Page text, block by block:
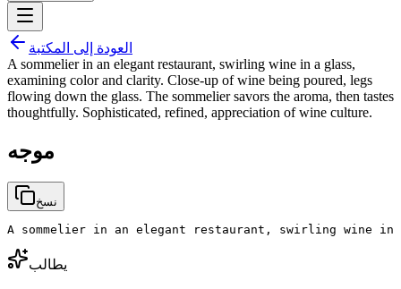
العودة إلى المكتبة
A sommelier in an elegant restaurant, swirling wine in a glass,
examining color and clarity. Close-up of wine being poured, legs
flowing down the glass. The sommelier savors the aroma, then tastes
thoughtfully. Sophisticated, refined, appreciation of wine culture.
موجه
نسخ
A sommelier in an elegant restaurant, swirling wine
يطالب